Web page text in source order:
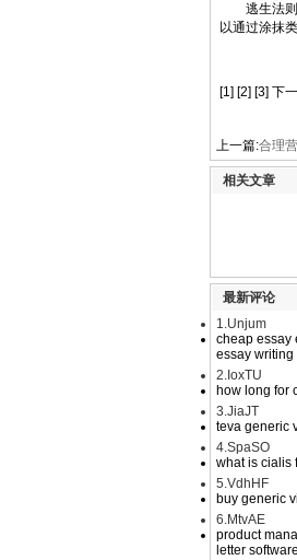
逃生法则
以通过涂抹
[1] [2] [3] 下
上一篇:合理
相关文章
最新评论
1.Unjum
cheap essay
essay writing
2.IoxTU
how long for
3.JiaJT
teva generic
4.SpaSO
what is cialis
5.VdhHF
buy generic
6.MtvAE
product
letter